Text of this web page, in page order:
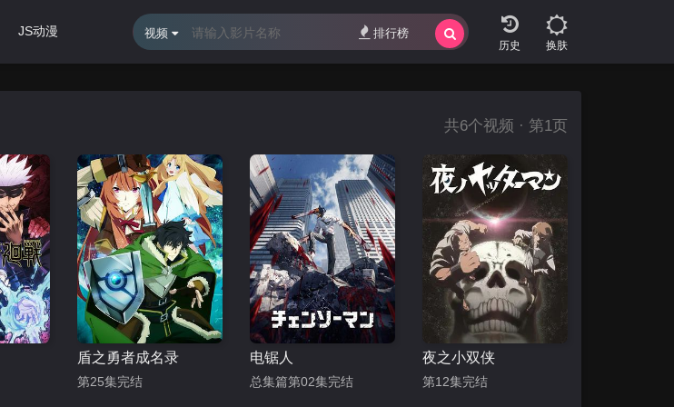
JS动漫 排行榜
换肤
视频 排行榜
共6个视频 · 第1页
盾之勇者成名录
第25集完结
电锯人
总集篇第02集完结
夜之小双侠
第12集完结